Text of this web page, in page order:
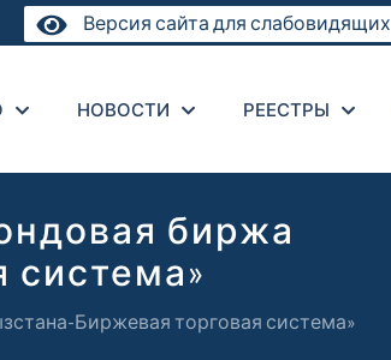
Версия сайта для слабовидящих
НОВОСТИ РЕЕСТРЫ
биржа
система»
Биржевая торговая система»